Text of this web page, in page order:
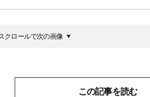
クロールで次の画像
この記事を読む